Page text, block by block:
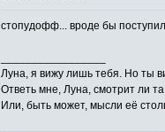
стопудофф... вроде бы
Луна, я вижу лишь тебя. Но ты
Ответь мне, Луна, смотрит ли
Или, быть может, мысли её